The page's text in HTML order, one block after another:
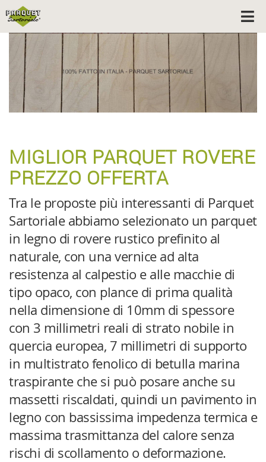
MIGLIOR PARQUET ROVERE
PREZZO OFFERTA
Tra le proposte più interessanti di Parquet
Sartoriale abbiamo selezionato un parquet
in legno di rovere rustico prefinito al
naturale, con una vernice ad alta
resistenza al calpestio e alle macchie di
tipo opaco, con plance di prima qualità
nella dimensione di 10mm di spessore
con 3 millimetri reali di strato nobile in
quercia europea, 7 millimetri di supporto
in multistrato fenolico di betulla marina
traspirante che si può posare anche su
massetti riscaldati, quindi un pavimento in
legno con bassissima impedenza termica e
massima trasmittanza del calore senza
rischi di scollamento o deformazione.